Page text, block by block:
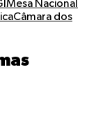
Mesa Nacional
Câmara dos